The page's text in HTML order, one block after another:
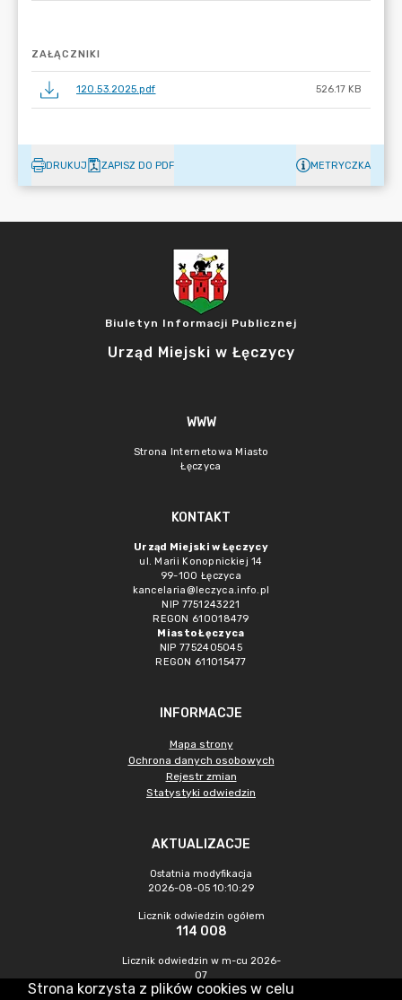
ZAŁĄCZNIKI
120.53.2025.pdf 526.17 KB
DRUKUJ ZAPISZ DO PDF METRYCZKA
Biuletyn Informacji Publicznej
Urząd Miejski w Łęczycy
WWW
Strona Internetowa Miasto
Łęczyca
KONTAKT
Urząd Miejski w Łęczycy
ul. Marii Konopnickiej 14
99-100 Łęczyca
kancelaria@leczyca.info.pl
NIP 7751243221
REGON 610018479
Miasto Łęczyca
NIP 7752405045
REGON 611015477
INFORMACJE
Mapa strony
Ochrona danych osobowych
Rejestr zmian
Statystyki odwiedzin
AKTUALIZACJE
Ostatnia modyfikacja
2026-08-05 10:10:29
Licznik odwiedzin ogółem
114 008
Licznik odwiedzin w m-cu 2026-
07
527
Strona korzysta z plików cookies w celu